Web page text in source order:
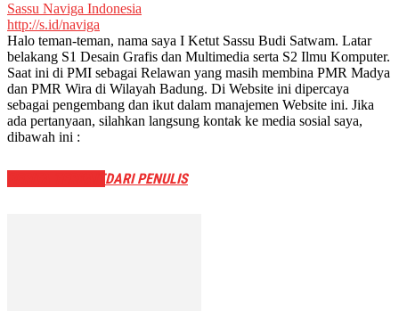
Sassu Naviga Indonesia
http://s.id/naviga
Halo teman-teman, nama saya I Ketut Sassu Budi Satwam. Latar
belakang S1 Desain Grafis dan Multimedia serta S2 Ilmu Komputer.
Saat ini di PMI sebagai Relawan yang masih membina PMR Madya
dan PMR Wira di Wilayah Badung. Di Website ini dipercaya
sebagai pengembang dan ikut dalam manajemen Website ini. Jika
ada pertanyaan, silahkan langsung kontak ke media sosial saya,
dibawah ini :
DARI PENULIS